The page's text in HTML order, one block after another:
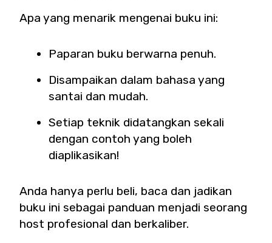
Apa yang menarik mengenai buku ini:
Paparan buku berwarna penuh.
Disampaikan dalam bahasa yang
santai dan mudah.
Setiap teknik didatangkan sekali
dengan contoh yang boleh
diaplikasikan!
Anda hanya perlu beli, baca dan jadikan
buku ini sebagai panduan menjadi seorang
host profesional dan berkaliber.